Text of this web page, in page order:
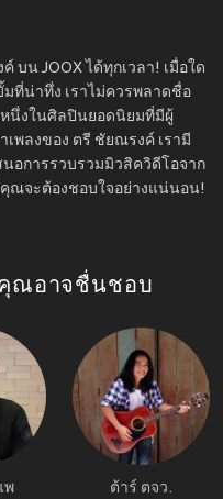
บน JOOX ได้ทุกเวลา! เมื่อใด
ที่น่าทึ่ง เราไม่ควรพลาดชื่อ
นึ่งในศิลปินยอดนิยมที่มีผู้
พลงของ ตรี ชัยณรงค์ เรามี
อการรวบรวมมิวสิควิดีโอจาก
ณจะต้องชอบใจอย่างแน่นอน!
ณอาจชื่นชอบ
พ ต้าร์ ตจว.